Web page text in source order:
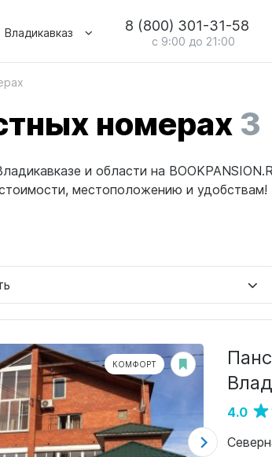
Владикавказ 8 (800) 301-31-58
с 9:00 до 21:00
номерах3
и области на
местоположению и удобствам!
КОМФОРТ
4.0